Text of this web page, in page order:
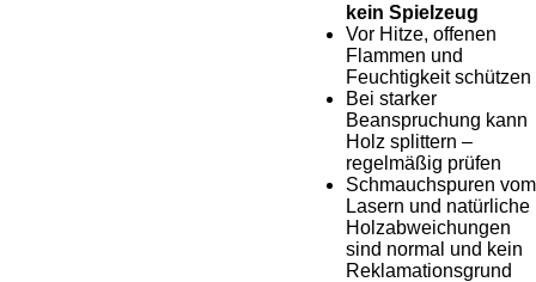
kein Spielzeug
Vor Hitze, offenen
Flammen und
Feuchtigkeit schützen
Bei starker
Beanspruchung kann
Holz splittern –
regelmäßig prüfen
Schmauchspuren vom
Lasern und natürliche
Holzabweichungen
sind normal und kein
Reklamationsgrund